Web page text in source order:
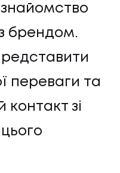
з брендом.
переваги та
зі